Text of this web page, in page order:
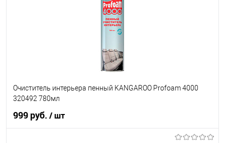
Очиститель интерьера пенный KANGAROO Profoam 4000
320492 780мл
999 руб. / шт